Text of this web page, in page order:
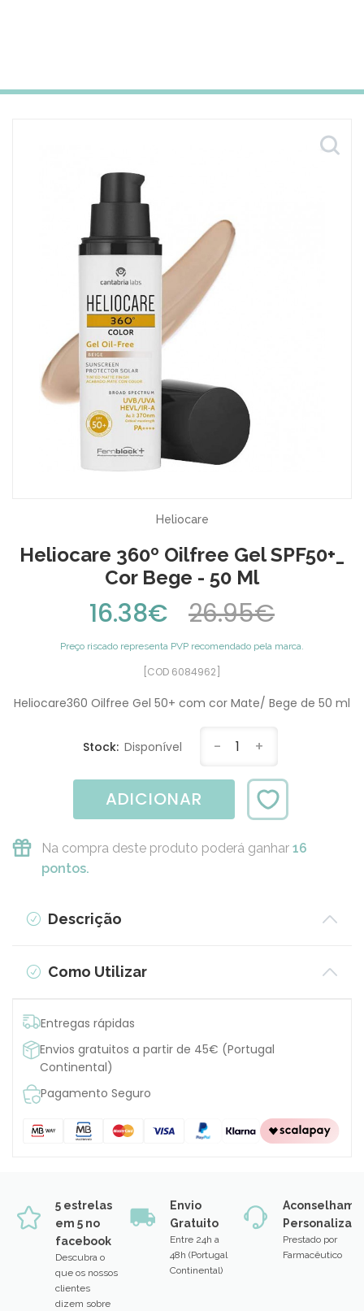
Heliocare
Heliocare 360º Oilfree Gel SPF50+_
Cor Bege - 50 Ml
16.38€ 26.95€
Preço riscado representa PVP recomendado pela marca.
[COD 6084962]
Heliocare360 Oilfree Gel 50+ com cor Mate/ Bege de 50 ml
Stock: Disponível - 1 +
ADICIONAR
Na compra deste produto poderá ganhar 16
pontos.
Descrição
Como Utilizar
Entregas rápidas
Envios gratuitos a partir de 45€ (Portugal
Continental)
Pagamento Seguro
5 estrelas
em 5 no
facebook
Descubra o
que os nossos
clientes
dizem sobre
Envio
Gratuito
Entre 24h a
48h (Portugal
Continental)
Prestado por
Farmacêutico